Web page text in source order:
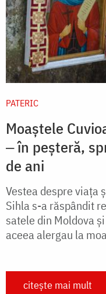
PATERIC
Moaștele
‒ în peșteră,
de ani
Vestea despre viaţa
Sihla s-a răspândit
satele din Moldova
aceea alergau la
citește mai mult